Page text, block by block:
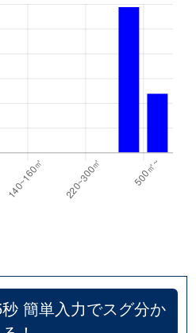
簡単入力でスグ分か